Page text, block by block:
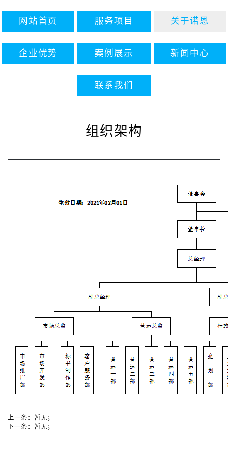
网站首页 服务项目 关于诺恩
企业优势 案例展示 新闻中心
联系我们
组织架构
上一条： 暂无；
下一条： 暂无；